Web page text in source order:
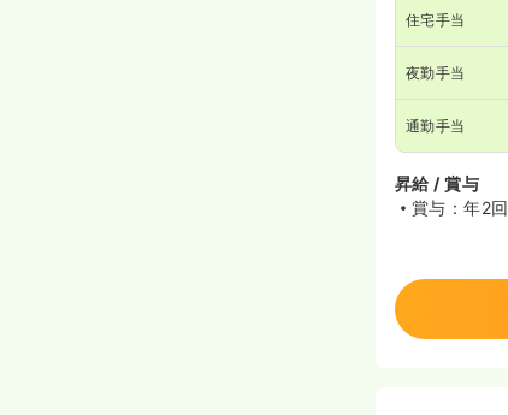
住宅手当
夜勤手当
通勤手当
昇給 / 賞与
賞与：年2回